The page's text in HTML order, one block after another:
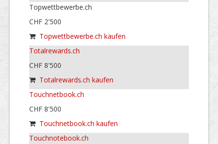
Topwettbewerbe.ch
CHF 2'500
Topwettbewerbe.ch kaufen
Totalrewards.ch
CHF 8'500
Totalrewards.ch kaufen
Touchnetbook.ch
CHF 8'500
Touchnetbook.ch kaufen
Touchnotebook.ch